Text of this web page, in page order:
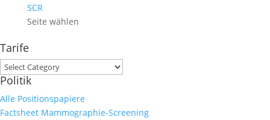
SCR
Seite wählen
Tarife
Tarife
Politik
Alle Positionspapiere
Factsheet Mammographie-Screening